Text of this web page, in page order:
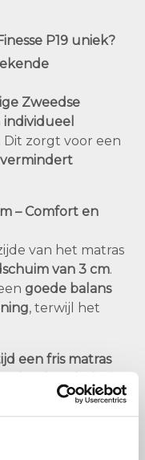
P19 uniek?
Zweedse
individueel
. Dit zorgt voor een
– Comfort en
van het matras
van 3 cm.
goede balans
, terwijl het
een fris matras
de ventilatie
minder last hebt